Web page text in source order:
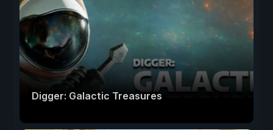
Digger: Galactic Treasures